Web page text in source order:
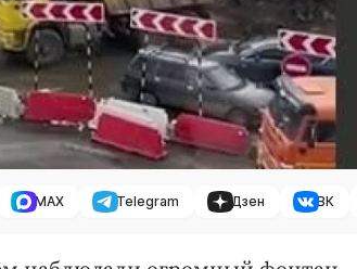
MAX Telegram Дзен ВК